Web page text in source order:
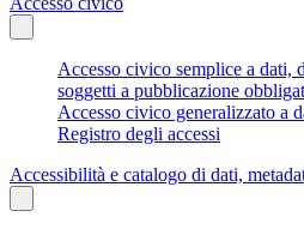
Accesso civico semplice a dati,
soggetti a pubblicazione
Accesso civico generalizzato a
Registro degli accessi
Accessibilità e catalogo di dati,